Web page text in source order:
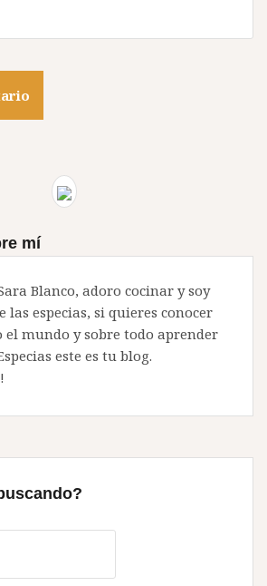
mí
Blanco, adoro cocinar y soy
las especias, si quieres conocer
el mundo y sobre todo aprender
este es tu blog.